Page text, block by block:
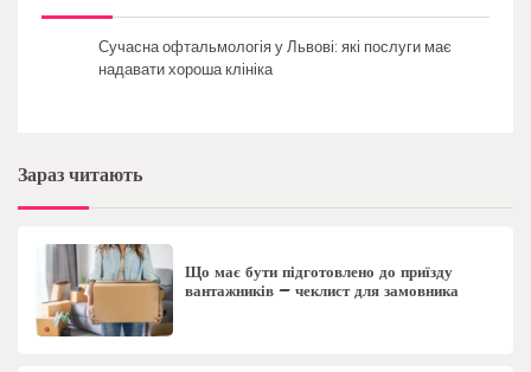
Сучасна офтальмологія у Львові: які послуги має
надавати хороша клініка
Зараз читають
Що має бути підготовлено до приїзду
вантажників – чеклист для замовника